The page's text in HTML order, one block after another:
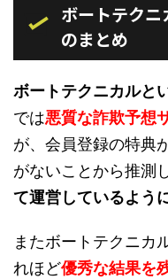
ボートテク
のまとめ
ボートテクニカルと
では悪質な詐欺予想
が、会員登録の特典
がないことから推測
て運営しているよう
またボートテクニカ
れほど優秀な結果を